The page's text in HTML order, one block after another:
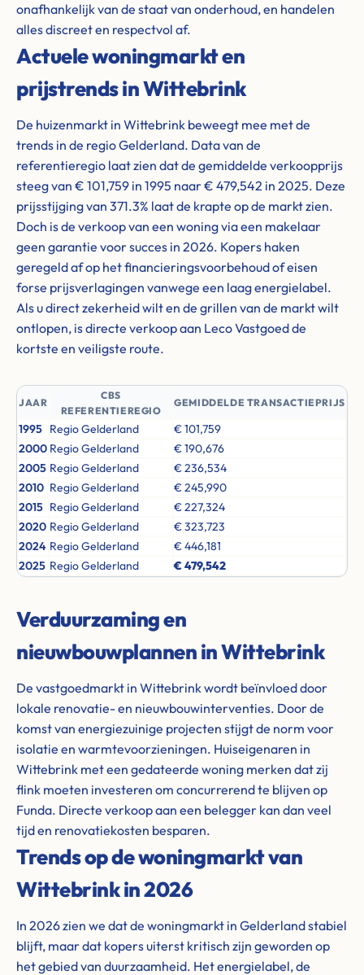
onafhankelijk van de staat van onderhoud, en handelen
alles discreet en respectvol af.
Actuele woningmarkt en
prijstrends in Wittebrink
De huizenmarkt in Wittebrink beweegt mee met de
trends in de regio Gelderland. Data van de
referentieregio laat zien dat de gemiddelde verkoopprijs
steeg van € 101,759 in 1995 naar € 479,542 in 2025. Deze
prijsstijging van 371.3% laat de krapte op de markt zien.
Doch is de verkoop van een woning via een makelaar
geen garantie voor succes in 2026. Kopers haken
geregeld af op het financieringsvoorbehoud of eisen
forse prijsverlagingen vanwege een laag energielabel.
Als u direct zekerheid wilt en de grillen van de markt wilt
ontlopen, is directe verkoop aan Leco Vastgoed de
kortste en veiligste route.
JAAR
CBS
REFERENTIEREGIO
GEMIDDELDE TRANSACTIEPRIJS
1995 Regio Gelderland
€ 101,759
2000 Regio Gelderland
€ 190,676
2005 Regio Gelderland
€ 236,534
2010 Regio Gelderland
€ 245,990
2015 Regio Gelderland
€ 227,324
2020 Regio Gelderland
€ 323,723
2024 Regio Gelderland
€ 446,181
2025 Regio Gelderland € 479,542
Verduurzaming en
nieuwbouwplannen in Wittebrink
De vastgoedmarkt in Wittebrink wordt beïnvloed door
lokale renovatie- en nieuwbouwinterventies. Door de
komst van energiezuinige projecten stijgt de norm voor
isolatie en warmtevoorzieningen. Huiseigenaren in
Wittebrink met een gedateerde woning merken dat zij
flink moeten investeren om concurrerend te blijven op
Funda. Directe verkoop aan een belegger kan dan veel
tijd en renovatiekosten besparen.
Trends op de woningmarkt van
Wittebrink in 2026
In 2026 zien we dat de woningmarkt in Gelderland stabiel
blijft, maar dat kopers uiterst kritisch zijn geworden op
het gebied van duurzaamheid. Het energielabel, de